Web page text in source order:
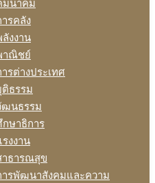
มนาคม
รคลัง
งงาน
าณิชย์
รต่างประเทศ
ติธรรม
ฒนธรรม
กษาธิการ
งงาน
าธารณสุข
ารพัฒนาสังคมและความ